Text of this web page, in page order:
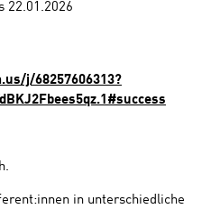
22.01.2026
j/68257606313?
in unterschiedliche